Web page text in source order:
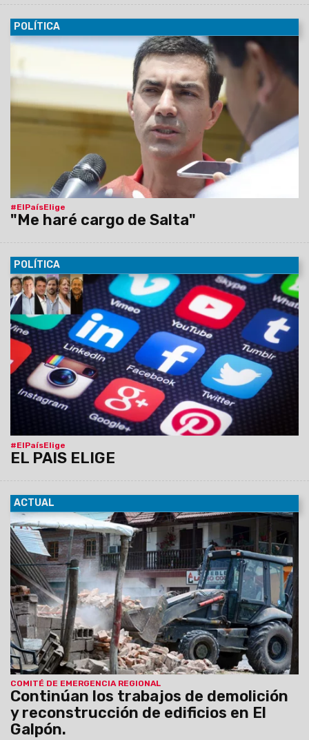
POLÍTICA
#ElPaísElige
"Me haré cargo de Salta"
25/10/2015
Juan Manuel Urtubey emitió su voto en la
escuela Nº4010 Santa María Eufrasia Pelletier y en diálogo
con medios locales se refirió a las personas que dieron su
vida para que los argentinos tengamos 32 años seguidos de
democracia.
POLÍTICA
#ElPaísElige
EL PAIS ELIGE
25/10/2015 Más de 32 millones de Argentinos eligen hoy al
nuevo Presidente del País, que reemplazará a la saliente
Cristina Fernandez de Kirchner, tras dos mandatos
consecutivos.#ElPaísEligeCobertura Especial de Cable A
Tierra, Fm 95.7 Mhz - www.cableatierra.com -
@fmcableatierra y Cable A Tierra TV.
ACTUAL
COMITÉ DE EMERGENCIA REGIONAL
Continúan los trabajos de demolición
y reconstrucción de edificios en El
Galpón.
23/10/2015
Se realizan tareas de demolición controlada en
inmuebles que sufrieron daños estructurales irreversibles
tras el sismo que afectó la localidad el sábado pasado